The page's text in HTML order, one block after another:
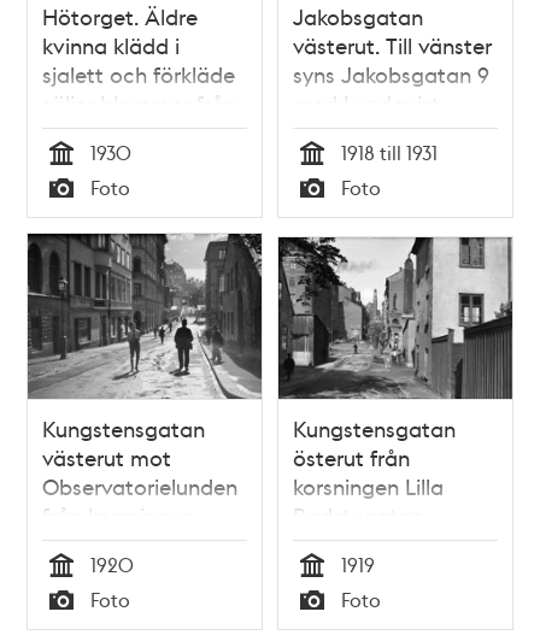
Hötorget. Äldre
kvinna klädd i
sjalett och förkläde
säljer blommor från
en korg.
Tid
1930
Typ
Foto
Jakobsgatan
västerut. Till vänster
syns Jakobsgatan 9
med Lundqvist
slakteriaffär. Till
höger i korsningen
mot
Malmtorgsgatan,
en bad-skylt som
gör reklam för
Malmtorgsbadet
(på
Malmtorgsgatan 3).
Tid
1918 till 1931
Typ
Foto
Kungstensgatan
västerut mot
Observatorielunden
från korsningen
Döbelnsgatan.
Människor på
gatan.
Tid
1920
Typ
Foto
Kungstensgatan
österut från
korsningen Lilla
Badstugatan.
Engelbrektskyrkan i
bakgrunden
Tid
1919
Typ
Foto